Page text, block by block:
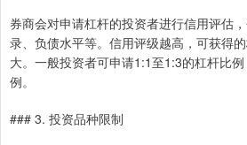
券商会对申请杠杆的投资者进行信用评估
录、负债水平等。信用评级越高，可获得
大。一般投资者可申请1:1至1:3的杠杆比
例。
### 3. 投资品种限制